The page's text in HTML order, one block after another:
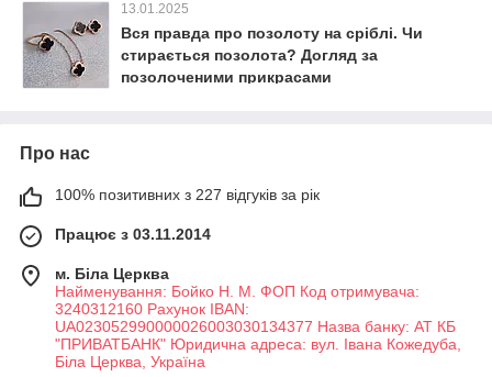
13.01.2025
Вся правда про позолоту на сріблі. Чи
стирається позолота? Догляд за
позолоченими прикрасами
Про нас
100% позитивних з 227 відгуків за рік
Працює з 03.11.2014
м. Біла Церква
Найменування: Бойко Н. М. ФОП Код отримувача:
3240312160 Рахунок IBAN:
UA023052990000026003030134377 Назва банку: АТ КБ
"ПРИВАТБАНК" Юридична адреса: вул. Івана Кожедуба,
Біла Церква, Україна